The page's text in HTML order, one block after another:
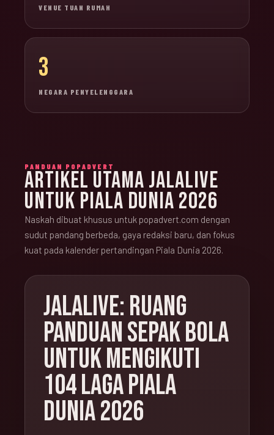
VENUE TUAN RUMAH
3
NEGARA PENYELENGGARA
PANDUAN POPADVERT
ARTIKEL UTAMA JALALIVE
UNTUK PIALA DUNIA 2026
Naskah dibuat khusus untuk popadvert.com dengan
sudut pandang berbeda, gaya redaksi baru, dan fokus
kuat pada kalender pertandingan Piala Dunia 2026.
JALALIVE: RUANG
PANDUAN SEPAK BOLA
UNTUK MENGIKUTI
104 LAGA PIALA
DUNIA 2026